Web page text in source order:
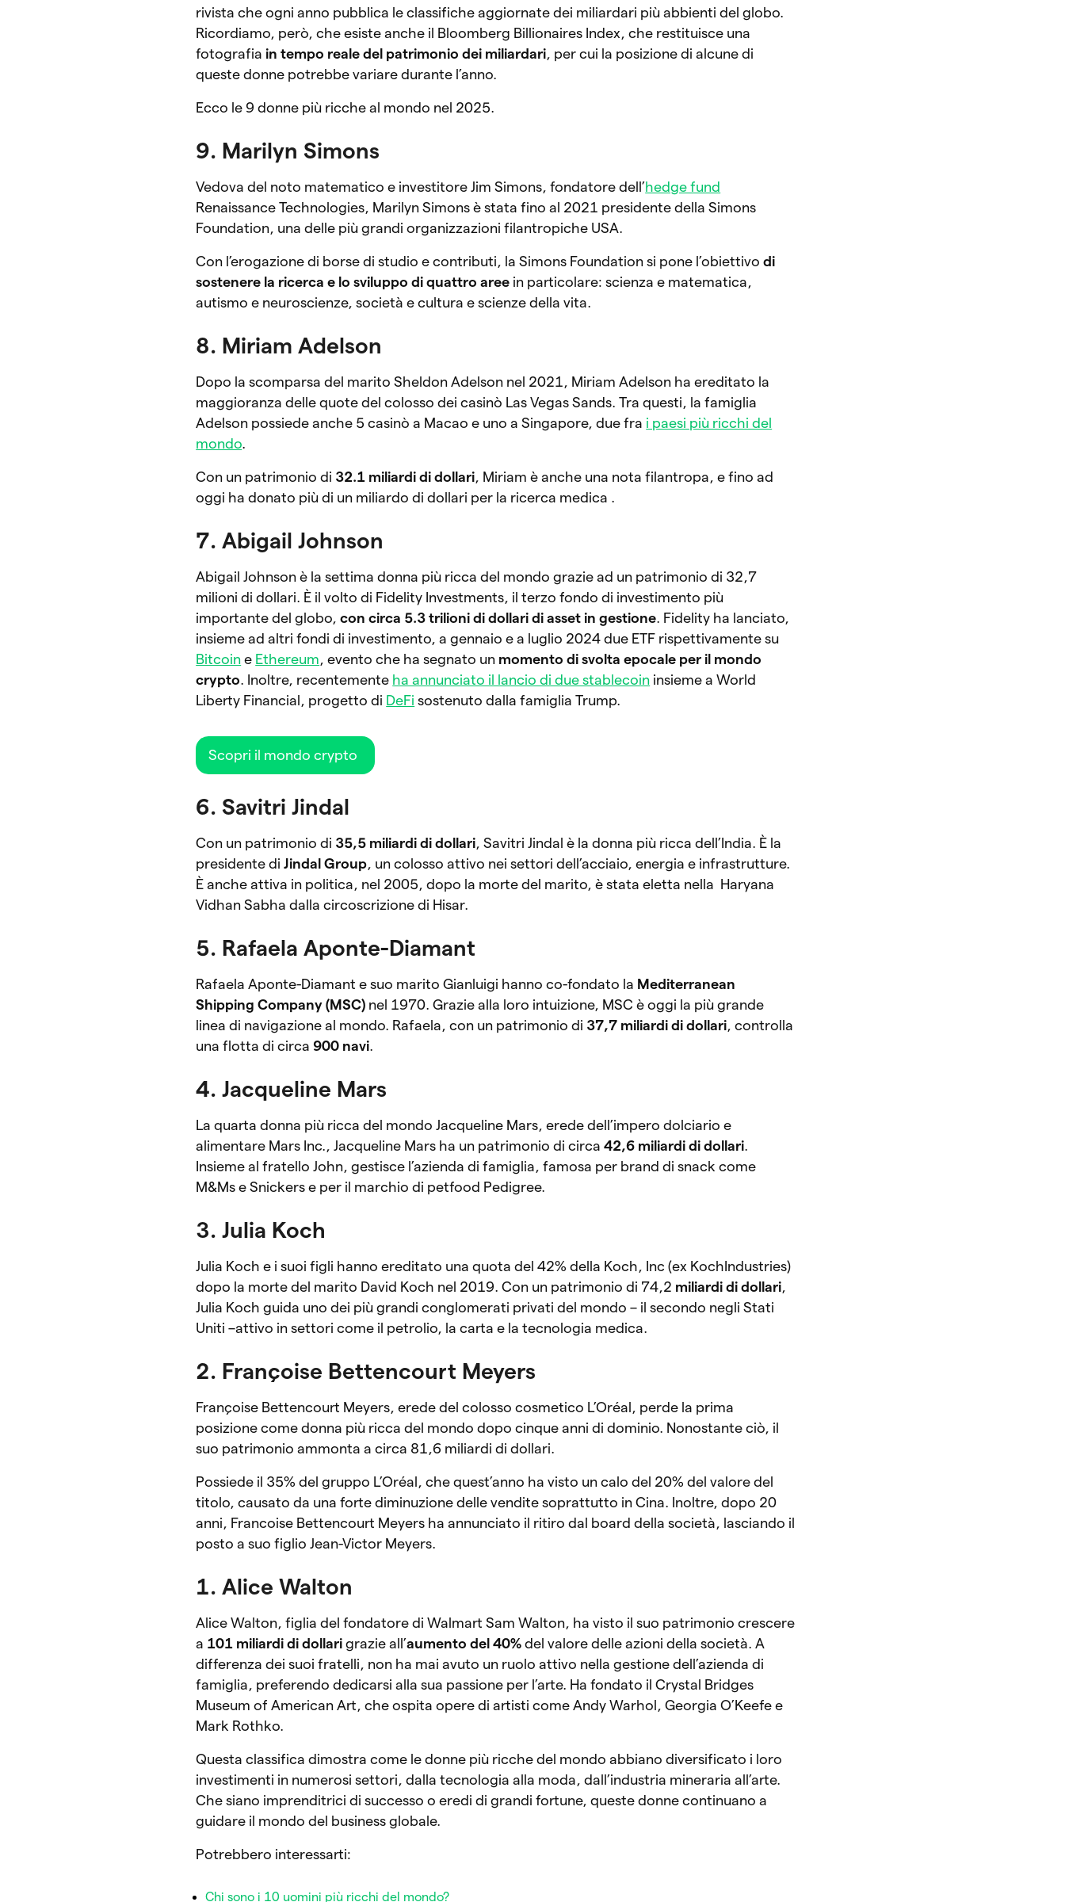
rivista che ogni anno pubblica le classifiche aggiornate dei miliardari più abbienti del globo.
Ricordiamo, però, che esiste anche il Bloomberg Billionaires Index, che restituisce una
fotografia in tempo reale del patrimonio dei miliardari , per cui la posizione di alcune di
queste donne potrebbe variare durante l’anno.
Ecco le 9 donne più ricche al mondo nel 2025.
9. Marilyn Simons
Vedova del noto matematico e investitore Jim Simons, fondatore dell’hedge fund
Renaissance Technologies, Marilyn Simons è stata fino al 2021 presidente della Simons
Foundation, una delle più grandi organizzazioni filantropiche USA.
Con l’erogazione di borse di studio e contributi, la Simons Foundation si pone l’obiettivodi
sostenere la ricerca e lo sviluppo di quattro aree in particolare: scienza e matematica,
autismo e neuroscienze, società e cultura e scienze della vita.
8. Miriam Adelson
Dopo la scomparsa del marito Sheldon Adelson nel 2021, Miriam Adelson ha ereditato la
maggioranza delle quote del colosso dei casinò Las Vegas Sands. Tra questi, la famiglia
Adelson possiede anche 5 casinò a Macao e uno a Singapore, due fra i paesi più ricchi del
mondo
Con un patrimonio di 32.1 miliardi di dollari , Miriam è anche una nota filantropa, e fino ad
oggi ha donato più di un miliardo di dollari per la ricerca medica .
7. Abigail Johnson
Abigail Johnson è la settima donna più ricca del mondo grazie ad un patrimonio di 32,7
milioni di dollari. È il volto di Fidelity Investments, il terzo fondo di investimento più
importante del globo,con circa 5.3 trilioni di dollari di asset in gestione . Fidelity ha lanciato,
insieme ad altri fondi di investimento, a gennaio e a luglio 2024 due ETF rispettivamente su
Bitcoin e Ethereum , evento che ha segnato un momento di svolta epocale per il mondo
crypto . Inoltre, recentemente ha annunciato il lancio di due stablecoin insieme a World
Liberty Financial, progetto di DeFi sostenuto dalla famiglia Trump.
Scopri il mondo crypto
6. Savitri Jindal
Con un patrimonio di 35,5 miliardi di dollari , Savitri Jindal è la donna più ricca dell’India. È la
presidente diJindal Group , un colosso attivo nei settori dell’acciaio, energia e infrastrutture.
È anche attiva in politica, nel 2005, dopo la morte del marito, è stata eletta nella Haryana
Vidhan Sabha dalla circoscrizione di Hisar.
5. Rafaela Aponte-Diamant
Rafaela Aponte-Diamant e suo marito Gianluigi hanno co-fondato la Mediterranean
Shipping Company (MSC) nel 1970. Grazie alla loro intuizione, MSC è oggi la più grande
linea di navigazione al mondo. Rafaela, con un patrimonio di 37,7 miliardi di dollari , controlla
una flotta di circa 900 navi
4. Jacqueline Mars
La quarta donna più ricca del mondo Jacqueline Mars, erede dell’impero dolciario e
alimentare Mars Inc., Jacqueline Mars ha un patrimonio di circa42,6 miliardi di dollari
Insieme al fratello John, gestisce l’azienda di famiglia, famosa per brand di snack come
M&Ms e Snickers e per il marchio di petfood Pedigree.
3. Julia Koch
Julia Koch e i suoi figli hanno ereditato una quota del 42% della Koch, Inc (ex KochIndustries)
dopo la morte del marito David Koch nel 2019. Con un patrimonio di 74,2 miliardi di dollari
Julia Koch guida uno dei più grandi conglomerati privati del mondo – il secondo negli Stati
Uniti –attivo in settori come il petrolio, la carta e la tecnologia medica.
2. Françoise Bettencourt Meyers
Françoise Bettencourt Meyers, erede del colosso cosmetico L’Oréal, perde la prima
posizione come donna più ricca del mondo dopo cinque anni di dominio. Nonostante ciò, il
suo patrimonio ammonta a circa 81,6 miliardi di dollari.
Possiede il 35% del gruppo L’Oréal, che quest’anno ha visto un calo del 20% del valore del
titolo, causato da una forte diminuzione delle vendite soprattutto in Cina. Inoltre, dopo 20
anni, Francoise Bettencourt Meyers ha annunciato il ritiro dal board della società, lasciando il
posto a suo figlio Jean-Victor Meyers.
1. Alice Walton
Alice Walton, figlia del fondatore di Walmart Sam Walton, ha visto il suo patrimonio crescere
a 101 miliardi di dollari grazie all’aumento del 40% del valore delle azioni della società. A
differenza dei suoi fratelli, non ha mai avuto un ruolo attivo nella gestione dell’azienda di
famiglia, preferendo dedicarsi alla sua passione per l’arte. Ha fondato il Crystal Bridges
Museum of American Art, che ospita opere di artisti come Andy Warhol, Georgia O’Keefe e
Mark Rothko.
Questa classifica dimostra come le donne più ricche del mondo abbiano diversificato i loro
investimenti in numerosi settori, dalla tecnologia alla moda, dall’industria mineraria all’arte.
Che siano imprenditrici di successo o eredi di grandi fortune, queste donne continuano a
guidare il mondo del business globale.
Potrebbero interessarti:
Chi sono i 10 uomini più ricchi del mondo?